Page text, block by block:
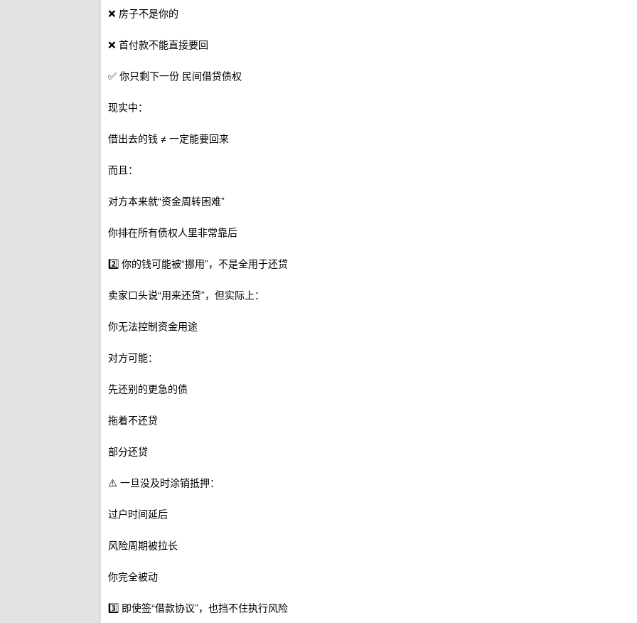
❌ 房子不是你的
❌ 首付款不能直接要回
✅ 你只剩下一份 民间借贷债权
现实中：
借出去的钱 ≠ 一定能要回来
而且：
对方本来就“资金周转困难”
你排在所有债权人里非常靠后
2️⃣ 你的钱可能被“挪用”，不是全用于还贷
卖家口头说“用来还贷”，但实际上：
你无法控制资金用途
对方可能：
先还别的更急的债
拖着不还贷
部分还贷
⚠️ 一旦没及时涂销抵押：
过户时间延后
风险周期被拉长
你完全被动
3️⃣ 即使签“借款协议”，也挡不住执行风险